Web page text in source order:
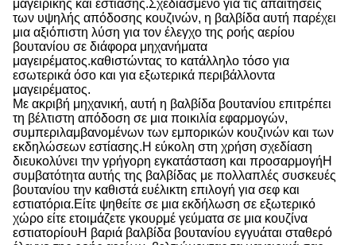
μαγειρικής και εστίασης.Σχεδιασμένο για τις απαιτήσεις
των υψηλής απόδοσης κουζινών, η βαλβίδα αυτή παρέχει
μια αξιόπιστη λύση για τον έλεγχο της ροής αερίου
βουτανίου σε διάφορα μηχανήματα
μαγειρέματος.καθιστώντας το κατάλληλο τόσο για
εσωτερικά όσο και για εξωτερικά περιβάλλοντα
μαγειρέματος.
Με ακριβή μηχανική, αυτή η βαλβίδα βουτανίου επιτρέπει
τη βέλτιστη απόδοση σε μια ποικιλία εφαρμογών,
συμπεριλαμβανομένων των εμπορικών κουζινών και των
εκδηλώσεων εστίασης.Η εύκολη στη χρήση σχεδίαση
διευκολύνει την γρήγορη εγκατάσταση και προσαρμογήΗ
συμβατότητα αυτής της βαλβίδας με πολλαπλές συσκευές
βουτανίου την καθιστά ευέλικτη επιλογή για σεφ και
εστιατόρια.Είτε ψηθείτε σε μια εκδήλωση σε εξωτερικό
χώρο είτε ετοιμάζετε γκουρμέ γεύματα σε μια κουζίνα
εστιατορίουΗ βαριά βαλβίδα βουτανίου εγγυάται σταθερό